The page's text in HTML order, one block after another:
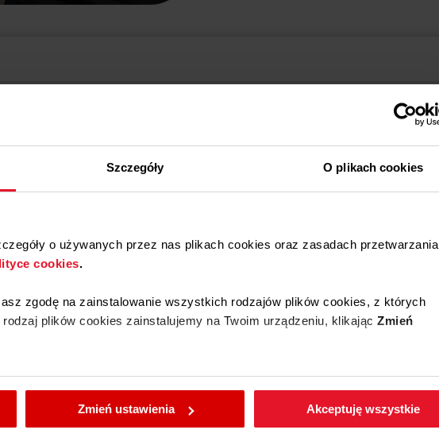
Szczegóły O plikach cookies
o używanych przez nas plikach cookies oraz zasadach przetwarzania
cookies.
zgodę na zainstalowanie wszystkich rodzajów plików cookies, z których
plików cookies zainstalujemy na Twoim urządzeniu, klikając Zmień
przez Ciebie ustawienia plików cookies wchodząc w zakładkęPolityka
Zmień ustawienia Akceptuję wszystkie
nie przedstawiać dokładnie tego modelu produktu.
1.17 kg
Amica